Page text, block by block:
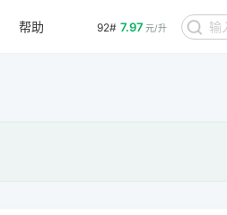
92# 7.97 元/升
帮助